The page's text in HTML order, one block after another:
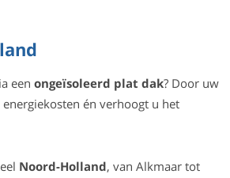
een ongeïsoleerd plat dak? Door uw
én verhoogt u het
Noord-Holland, van Alkmaar tot